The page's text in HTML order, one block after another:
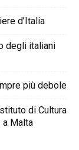
d’Italia
degli italiani
più debole
di Cultura
a Malta